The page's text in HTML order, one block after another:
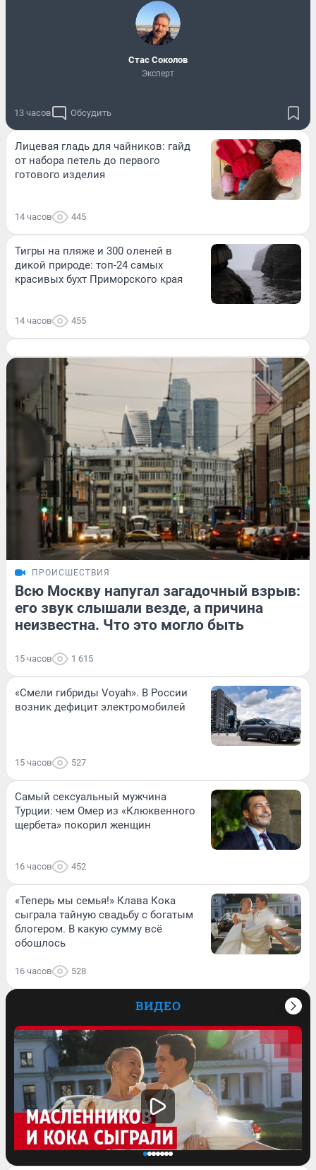
Стас Соколов
Эксперт
13 часов Обсудить
Лицевая гладь для чайников: гайд
от набора петель до первого
готового изделия
14 часов 445
Тигры на пляже и 300 оленей в
дикой природе: топ-24 самых
красивых бухт Приморского края
14 часов 455
ПРОИСШЕСТВИЯ
Всю Москву напугал загадочный взрыв:
его звук слышали везде, а причина
неизвестна. Что это могло быть
15 часов 1 615
«Смели гибриды Voyah». В России
возник дефицит электромобилей
15 часов 527
Самый сексуальный мужчина
Турции: чем Омер из «Клюквенного
щербета» покорил женщин
16 часов 452
«Теперь мы семья!» Клава Кока
сыграла тайную свадьбу с богатым
блогером. В какую сумму всё
обошлось
16 часов 528
ВИДЕО